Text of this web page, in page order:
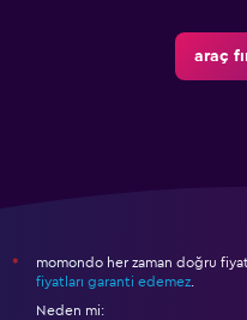
araç
*
momondo her zaman doğru
fiyatları garanti edemez.
Neden mi: